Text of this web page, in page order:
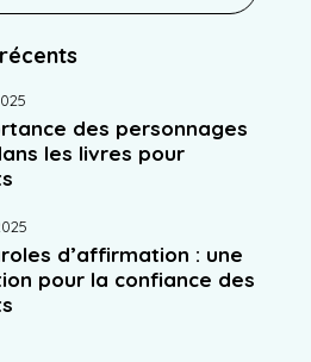
des personnages
les livres pour
d’affirmation : une
pour la confiance des